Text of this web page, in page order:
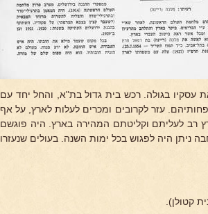
את עסקיו בגולה. רכש בית גדול בת"א, והחל יחד עם
עזר לקרובים ומכרים לעלות לארץ, על אף
רב לעליתם וקליטתם המהירה בארץ. היה פוגשם
ניתן היה לפגוש בכל ימות השנה. בעולים שנעזרו
קטולן).